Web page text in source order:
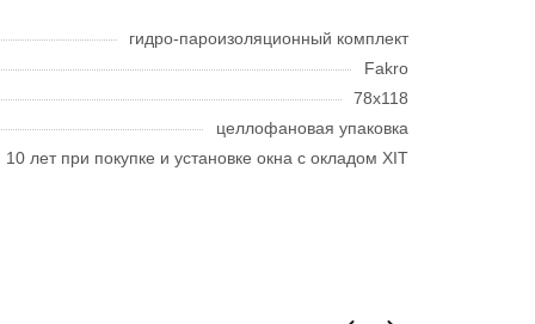
гидро-пароизоляционный комплект
Fakro
78х118
целлофановая упаковка
10 лет при покупке и установке окна с окладом XIT